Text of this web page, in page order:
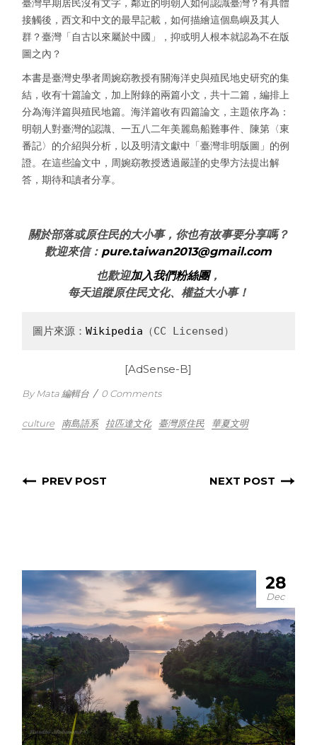
臺灣早期居民沒有文字，鄰近的明朝人如何認識臺灣？有具體
接觸後，西文和中文的最早記載，如何描繪這個島嶼及其人
群？臺灣「自古以來屬於中國」，抑或明人根本就認為不在版
圖之內？
本書是臺灣史學者周婉窈教授有關海洋史與殖民地史研究的集
結，收有十篇論文，加上附錄的兩篇小文，共十二篇，編排上
分為海洋篇與殖民地篇。海洋篇收有四篇論文，主題依序為：
明朝人對臺灣的認識、一五八二年美麗島船難事件、陳第〈東
番記〉的介紹與分析，以及明清文獻中「臺灣非明版圖」的例
證。在這些論文中，周婉窈教授透過嚴謹的史學方法提出解
答，期待和讀者分享。
關於部落或原住民的大小事，你也有故事要分享嗎？
歡迎來信： pure.taiwan2013@gmail.com
也歡迎加入我們粉絲團，
每天追蹤原住民文化、權益大小事！
圖片來源：Wikipedia （CC Licensed）
[AdSense-B]
By Mata 編輯台 / 0 Comments
culture 南島語系 拉匹達文化 臺灣原住民 華夏文明
PREV POST NEXT POST
28
Dec